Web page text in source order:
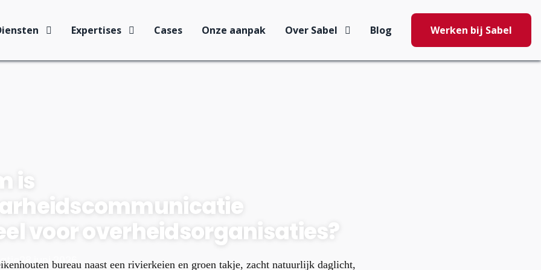
Expertises Cases Onze aanpak Over Sabel Blog Werken bij Sabel
is
voor overheidsorganisaties?
28 juni 2026